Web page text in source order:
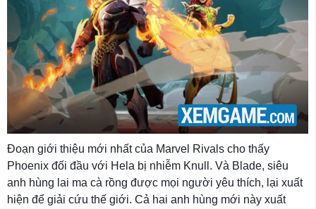
Đoạn giới thiệu mới nhất của Marvel Rivals cho thấy
Phoenix đối đầu với Hela bị nhiễm Knull. Và Blade, siêu
anh hùng lai ma cà rồng được mọi người yêu thích, lại xuất
hiện để giải cứu thế giới. Cả hai anh hùng mới này xuất